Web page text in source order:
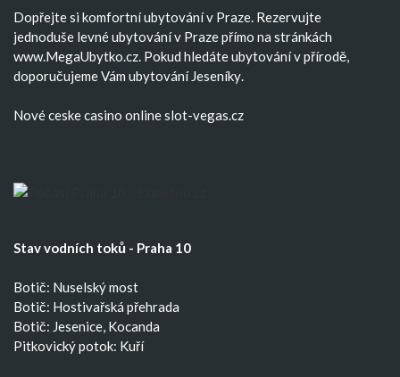
Dopřejte si komfortníubytování v Praze. Rezervujte
jednoduše levné ubytování v Prazepřímo na stránkách
www.MegaUbytko.cz. Pokud hledáte ubytování v přírodě,
doporučujeme Vám ubytování Jeseníky.
Nové ceske casino online slot-vegas.cz
Stav vodních toků - Praha 10
Botič: Nuselský most
Botič: Hostivařská přehrada
Botič: Jesenice, Kocanda
Pitkovický potok: Kuří